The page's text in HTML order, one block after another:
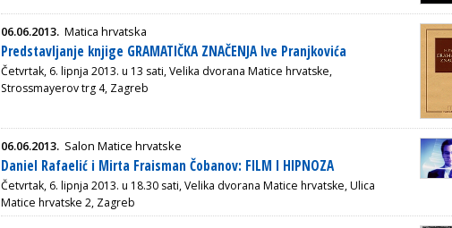
06.06.2013. Matica hrvatska
Predstavljanje knjige GRAMATIČKA ZNAČENJA Ive Pranjkovića
Četvrtak, 6. lipnja 2013. u 13 sati, Velika dvorana Matice hrvatske,
Strossmayerov trg 4, Zagreb
06.06.2013. Salon Matice hrvatske
Daniel Rafaelić i Mirta Fraisman Čobanov: FILM I HIPNOZA
Četvrtak, 6. lipnja 2013. u 18.30 sati, Velika dvorana Matice hrvatske, Ulica
Matice hrvatske 2, Zagreb